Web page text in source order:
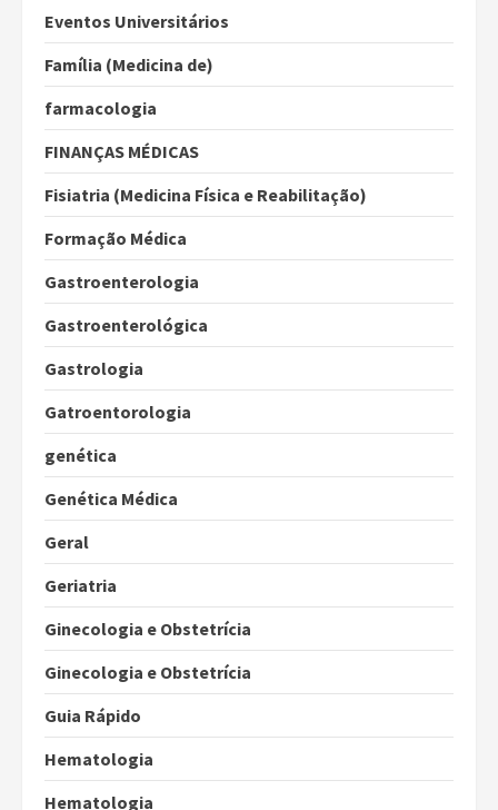
Eventos Universitários
Família (Medicina de)
farmacologia
FINANÇAS MÉDICAS
Fisiatria (Medicina Física e Reabilitação)
Formação Médica
Gastroenterologia
Gastroenterológica
Gastrologia
Gatroentorologia
genética
Genética Médica
Geral
Geriatria
Ginecologia e Obstetrícia
Ginecologia e Obstetrícia
Guia Rápido
Hematologia
Hematologia